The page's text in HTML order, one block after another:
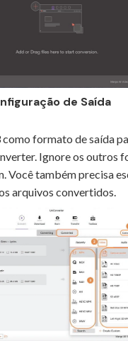
de Saída
formato de saída
Ignore os outros
Você também precisa
arquivos convertidos.